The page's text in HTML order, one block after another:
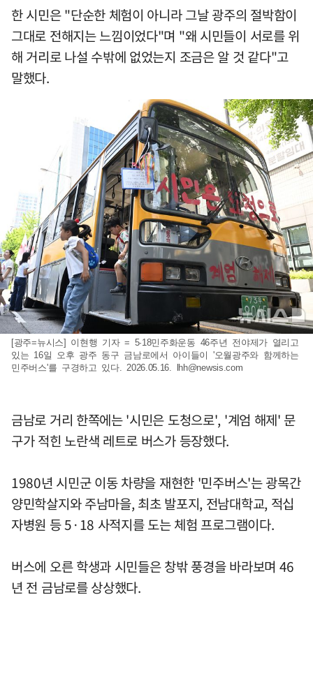
한 시민은 "단순한 체험이 아니라 그날 광주의 절박함이
그대로 전해지는 느낌이었다"며 "왜 시민들이 서로를 위
해 거리로 나설 수밖에 없었는지 조금은 알 것 같다"고
말했다.
[광주=뉴시스] 이현행 기자 = 5·18민주화운동 46주년 전야제가 열리고
있는 16일 오후 광주 동구 금남로에서 아이들이 '오월광주와 함께하는
민주버스'를 구경하고 있다. 2026.05.16.
lhh@newsis.com
금남로 거리 한쪽에는 '시민은 도청으로', '계엄 해제' 문
구가 적힌 노란색 레트로 버스가 등장했다.
1980년 시민군 이동 차량을 재현한 '민주버스'는 광목간
양민학살지와 주남마을, 최초 발포지, 전남대학교, 적십
자병원 등 5·18 사적지를 도는 체험 프로그램이다.
버스에 오른 학생과 시민들은 창밖 풍경을 바라보며 46
년 전 금남로를 상상했다.